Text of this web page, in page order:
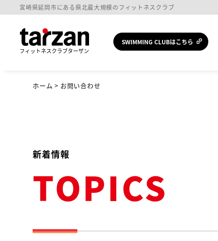
宮崎県延岡市にある 県北最大規模のフィットネスクラブ
SWIMMING CLUBはこちら
ホーム > お問い合わせ
新着情報
TOPICS